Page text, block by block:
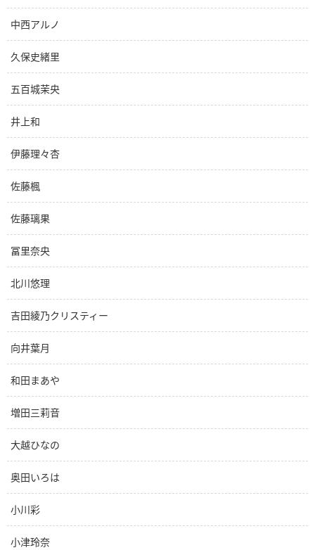
中西アルノ
久保史緒里
五百城茉央
井上和
伊藤理々杏
佐藤楓
佐藤璃果
冨里奈央
北川悠理
吉田綾乃クリスティー
向井葉月
和田まあや
増田三莉音
大越ひなの
奥田いろは
小川彩
小津玲奈